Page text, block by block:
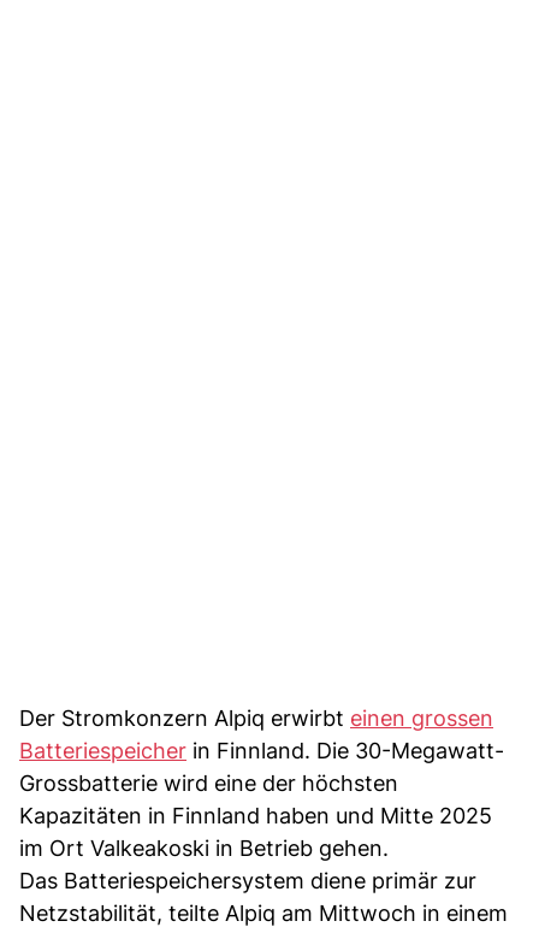
Der Stromkonzern Alpiq erwirbt einen grossen
Batteriespeicher in Finnland. Die 30-Megawatt-
Grossbatterie wird eine der höchsten
Kapazitäten in Finnland haben und Mitte 2025
im Ort Valkeakoski in Betrieb gehen.
Das Batteriespeichersystem diene primär zur
Netzstabilität, teilte Alpiq am Mittwoch in einem